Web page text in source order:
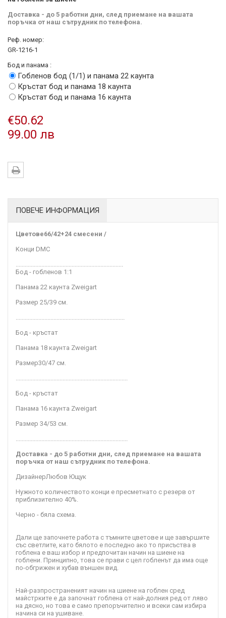
Доставка - до 5 работни дни, след приемане на вашата
поръчка от наш сътрудник по телефона.
Реф. номер:
GR-1216-1
Бод и панама :
Гобленов бод (1/1) и панама 22 каунта
Кръстат бод и панама 18 каунта
Кръстат бод и панама 16 каунта
€50.62
99.00 лв
ПОВЕЧЕ ИНФОРМАЦИЯ
Цветове66/42+24 смесени /
Kонци DMC
.......................................................................
Бод - гобленов 1:1
Панама 22 каунта Zweigart
Размер 25/39 см.
........................................................................
Бод - кръстат
Панама 18 каунта Zweigart
Размер30/47 см.
..........................................................................
Бод - кръстат
Панама 16 каунта Zweigart
Размер 34/53 см.
..........................................................................
Доставка - до 5 работни дни, след приемане на вашата
поръчка от наш сътрудник по телефона.
ДизайнерЛюбов Ющук
Нужното количеството конци е пресметнато с резерв от
приблизително 40%.
Черно - бяла схема.
Дали ще започнете работа с тъмните цветове и ще завършите
със светлите, като бялото е последно ако то присъства в
гоблена е ваш избор и предпочитан начин на шиене на
гоблени. Принципно, това се прави с цел гобленът да има още
по-обгрижен и хубав външен вид.
Най-разпространеният начин на шиене на гоблен сред
майстрките е да започнат гоблена от най-долния ред от ляво
на дясно, но това е само препоръчително и всеки сам избира
начина си на ушиване.